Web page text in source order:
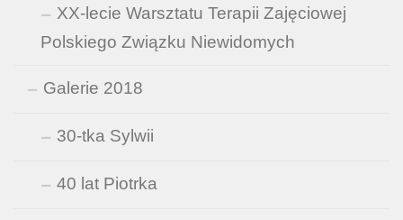
XX-lecie Warsztatu Terapii Zajęciowej
Polskiego Związku Niewidomych
Galerie 2018
30-tka Sylwii
40 lat Piotrka